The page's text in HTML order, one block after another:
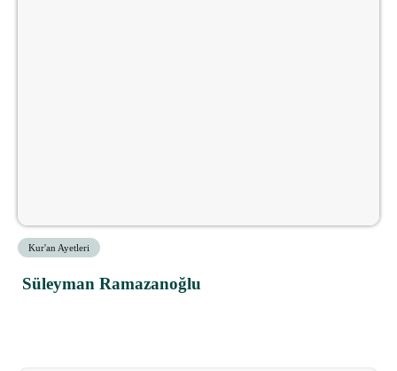
Kur'an Ayetleri
Süleyman Ramazanoğlu